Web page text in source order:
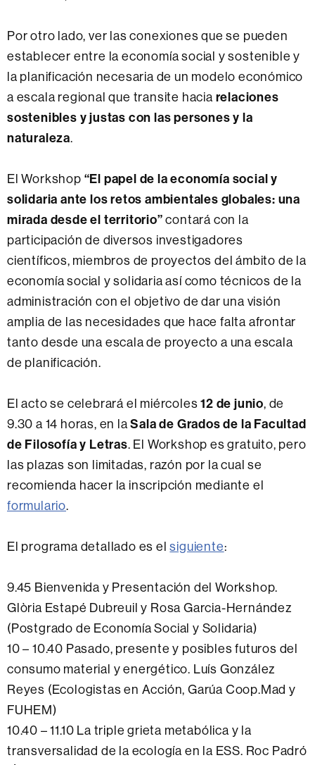
Por otro lado, ver las conexiones que se pueden
establecer entre la economía social y sostenible y
la planificación necesaria de un modelo económico
a escala regional que transite hacia relaciones
sostenibles y justas con las persones y la
naturaleza.
El Workshop “El papel de la economía social y
solidaria ante los retos ambientales globales: una
mirada desde el territorio” contará con la
participación de diversos investigadores
científicos, miembros de proyectos del ámbito de la
economía social y solidaria así como técnicos de la
administración con el objetivo de dar una visión
amplia de las necesidades que hace falta afrontar
tanto desde una escala de proyecto a una escala
de planificación.
El acto se celebrará el miércoles12 de junio, de
9.30 a 14 horas, en laSala de Grados de la Facultad
de Filosofía y Letras. El Workshop es gratuito, pero
las plazas son limitadas, razón por la cual se
recomienda hacer la inscripción mediante el
formulario.
El programa detallado es elsiguiente:
9.45 Bienvenida y Presentación del Workshop.
Glòria Estapé Dubreuil y Rosa Garcia-Hernández
(Postgrado de Economía Social y Solidaria)
10 – 10.40 Pasado, presente y posibles futuros del
consumo material y energético. Luís González
Reyes (Ecologistas en Acción, Garúa Coop.Mad y
FUHEM)
10.40 – 11.10 La triple grieta metabólica y la
transversalidad de la ecología en la ESS. Roc Padró